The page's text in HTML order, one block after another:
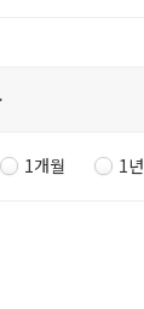
1개월 1년